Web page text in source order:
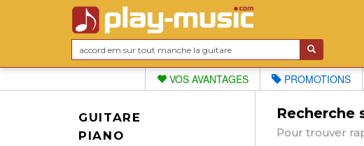
VOS AVANTAGES PROMOTIONS
GUITARE
PIANO
Recherche
Pour trouver